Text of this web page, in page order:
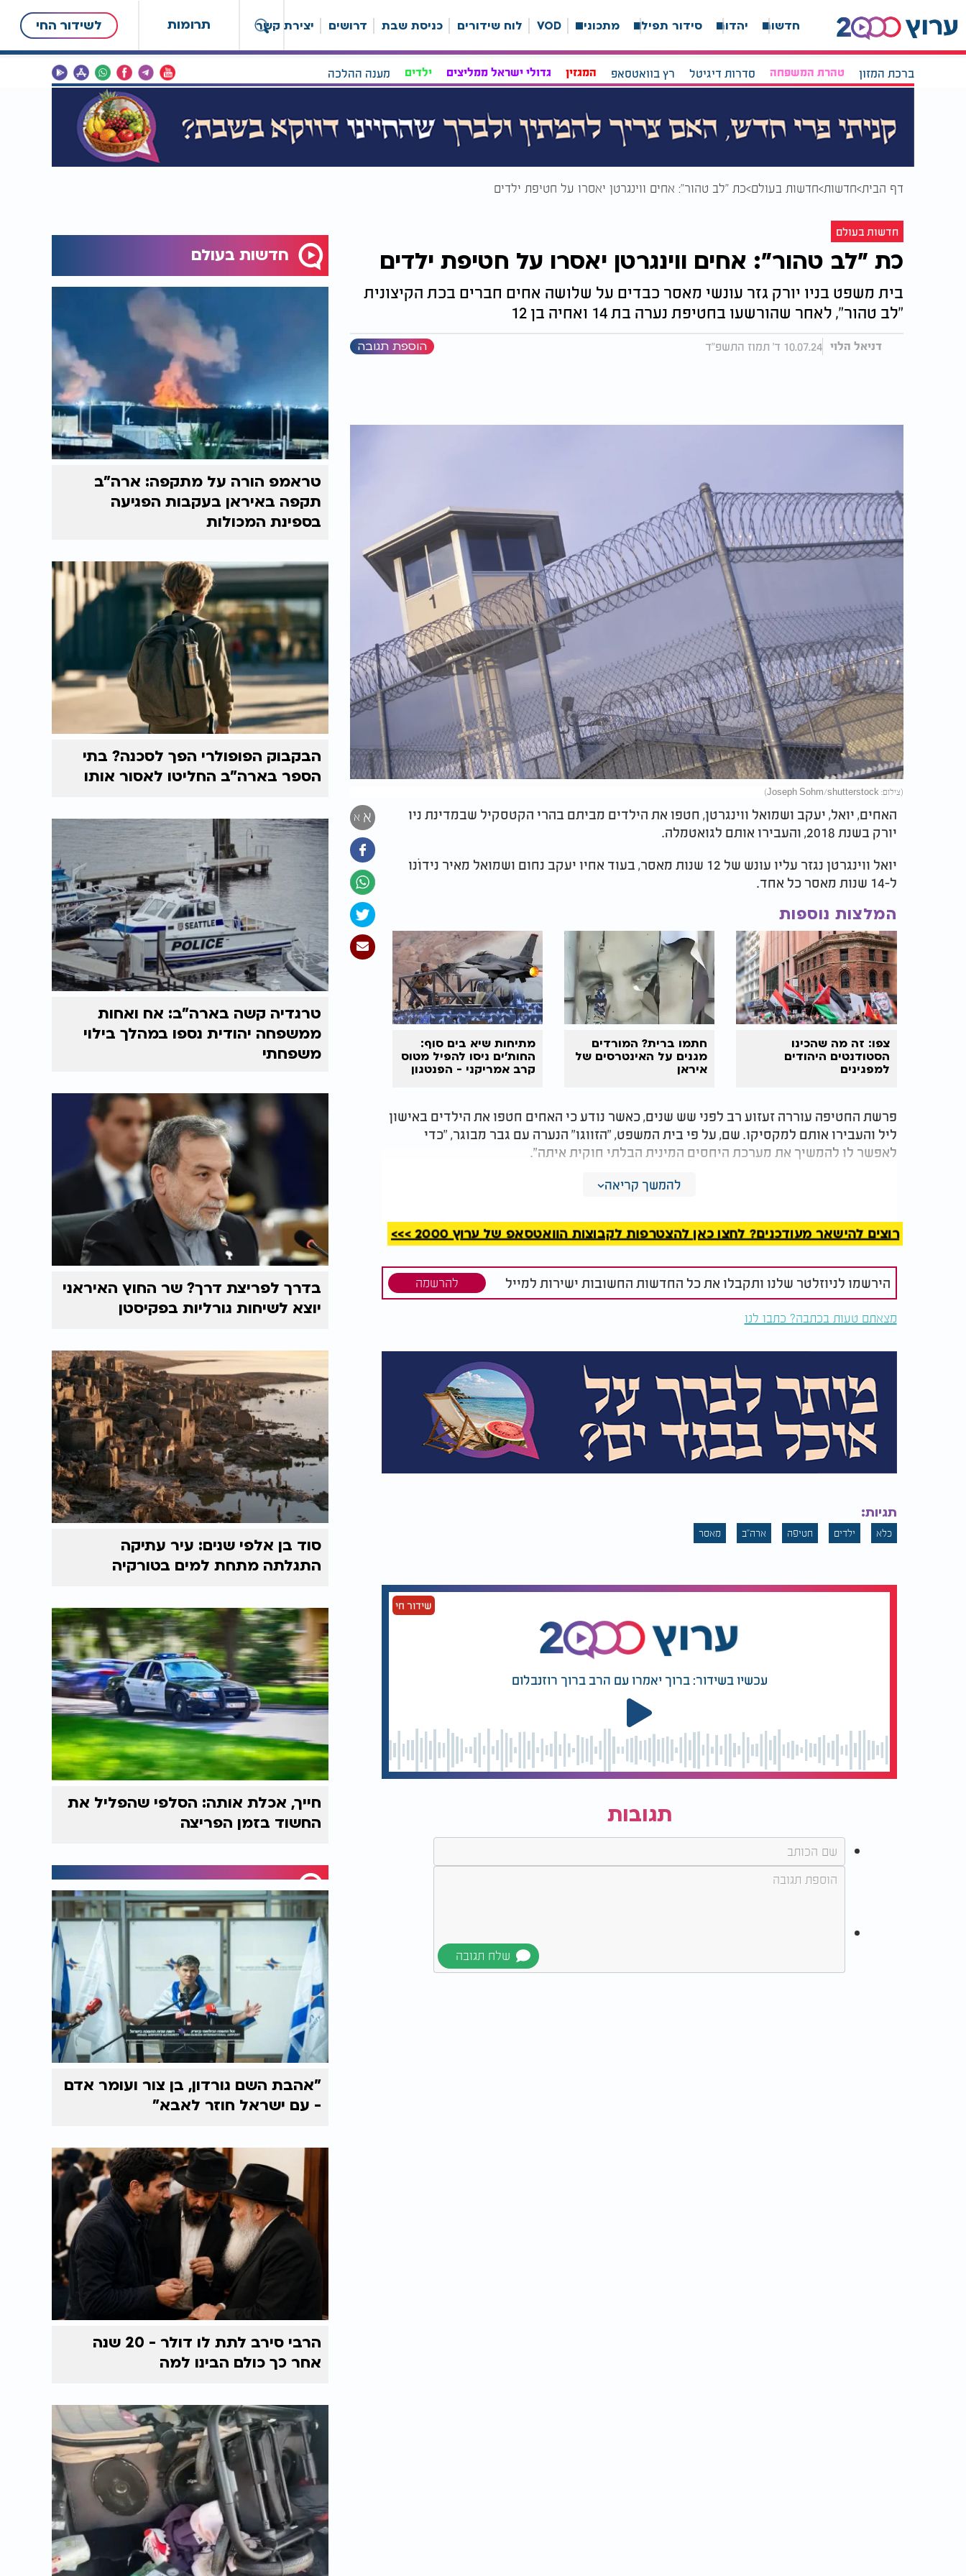
תרומות לשידור החי חדשות יהדות סידור תפילה מתכונים VOD לוח שידורים כניסת שבת דרושים יצירת קשר
ברכת המזון טהרת המשפחה סדרות דיגיטל רץ בוואטסאפ המגזין גדולי ישראל ממליצים ילדים מענה ההלכה
דף הבית חדשות חדשות בעולם כת "לב טהור": אחים ווינגרטן יאסרו על חטיפת ילדים
חדשות בעולם
כת "לב טהור": אחים ווינגרטן יאסרו על חטיפת ילדים
בית משפט בניו יורק גזר עונשי מאסר כבדים על שלושה אחים חברים בכת הקיצונית
"לב טהור", לאחר שהורשעו בחטיפת נערה בת 14 ואחיה בן 12
דניאל הלוי 10.07.24 ד' תמוז התשפ"ד הוספת תגובה
(צילום: Joseph Sohm/shutterstock)
א א
האחים, יואל, יעקב ושמואל ווינגרטן, חטפו את הילדים מביתם בהרי הקטסקיל שבמדינת ניו
יורק בשנת 2018, והעבירו אותם לגואטמלה.
יואל ווינגרטן נגזר עליו עונש של 12 שנות מאסר, בעוד אחיו יעקב נחום ושמואל מאיר נידוֹנו
ל-14 שנות מאסר כל אחד.
המלצות נוספות
צפו: זה מה שהכינו
הסטודנטים היהודים
למפגינים
חתמו ברית? המורדים
מגנים על האינטרסים של
איראן
מתיחות שיא בים סוף:
החות'ים ניסו להפיל מטוס
קרב אמריקני - הפנטגון
פרשת החטיפה עוררה זעזוע רב לפני שש שנים, כאשר נודע כי האחים חטפו את הילדים באישון
ליל והעבירו אותם למקסיקו. שם, על פי בית המשפט, "הזווגו" הנערה עם גבר מבוגר, "כדי
לאפשר לו להמשיך את מערכת היחסים המינית הבלתי חוקית איתה".
פסק הדין החמור משקף את חומרת המעשים ואת הפגיעה הקשה בילדים. חטיפה, ניצול מיני
להמשך קריאה
רוצים להישאר מעודכנים? לחצו כאן להצטרפות לקבוצות הוואטסאפ של ערוץ 2000 >>>
הירשמו לניוזלטר שלנו ותקבלו את כל החדשות החשובות ישירות למייל להרשמה
מצאתם טעות בכתבה? כתבו לנו
תגיות:
כלא ילדים חטיפה ארה"ב מאסר
שידור חי
עכשיו בשידור: ברוך יאמרו עם הרב ברוך רוזנבלום
תגובות
חדשות בעולם
טראמפ הורה על מתקפה: ארה"ב
תקפה באיראן בעקבות הפגיעה
בספינת המכולות
הבקבוק הפופולרי הפך לסכנה? בתי
הספר בארה"ב החליטו לאסור אותו
טרגדיה קשה בארה"ב: אח ואחות
ממשפחה יהודית נספו במהלך בילוי
משפחתי
בדרך לפריצת דרך? שר החוץ האיראני
יוצא לשיחות גורליות בפקיסטן
סוד בן אלפי שנים: עיר עתיקה
התגלתה מתחת למים בטורקיה
חייך, אכלת אותה: הסלפי שהפליל את
החשוד בזמן הפריצה
"אהבת השם גורדון, בן צור ועומר אדם
- עם ישראל חוזר לאבא"
הרבי סירב לתת לו דולר - 20 שנה
אחר כך כולם הבינו למה